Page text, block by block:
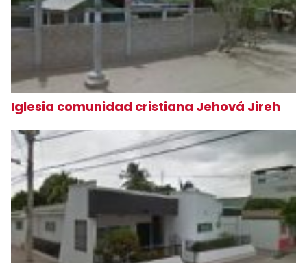
Iglesia comunidad cristiana Jehová Jireh